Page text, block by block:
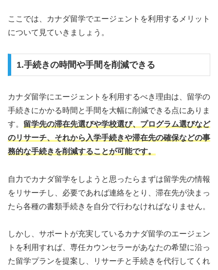
ここでは、カナダ留学でエージェントを利用するメリット
について見ていきましょう。
1.手続きの時間や手間を削減できる
カナダ留学にエージェントを利用するべき理由は、留学の
手続きにかかる時間と手間を大幅に削減できる点にありま
す。 留学先の滞在先選びや学校選び、プログラム選びなど
のリサーチ、それから入学手続きや滞在先の確保などの事
務的な手続きを削減することが可能です。
自力でカナダ留学をしようと思ったらまずは留学先の情報
をリサーチし、必要であれば連絡をとり、滞在先が決まっ
たら各種の書類手続きを自分で行わなければなりません。
しかし、サポートが充実しているカナダ留学のエージェン
トを利用すれば、専任カウンセラーがあなたの希望に沿っ
た留学プランを提案し、リサーチと手続きを代行してくれ